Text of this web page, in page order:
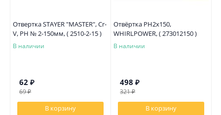
Отвертка STAYER "MASTER", Сr-
V, PH № 2-150мм, ( 2510-2-15 )
В наличии
62 ₽
69₽
В корзину
Отвёртка PH2х150,
WHIRLPOWER, ( 273012150 )
В наличии
498 ₽
321₽
В корзину